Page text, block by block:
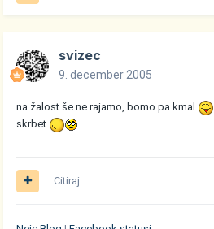
svizec
9. december 2005
na žalost še ne rajamo, bomo pa kmal
skrbet
Citiraj